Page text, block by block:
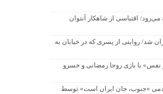
اقتباسی از شاهکار آنتوان
شد/ روایتی از پسری که در خیابان به
نفس» با بازی روجا رمضانی و خسرو
«جنوب، جان ایران است» توسط